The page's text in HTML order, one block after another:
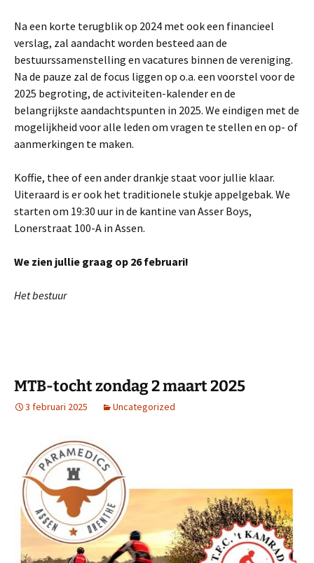
Na een korte terugblik op 2024 met ook een financieel
verslag, zal aandacht worden besteed aan de
bestuurssamenstelling en vacatures binnen de vereniging.
Na de pauze zal de focus liggen op o.a. een voorstel voor de
2025 begroting, de activiteiten-kalender en de
belangrijkste aandachtspunten in 2025. We eindigen met de
mogelijkheid voor alle leden om vragen te stellen en op- of
aanmerkingen te maken.
Koffie, thee of een ander drankje staat voor jullie klaar.
Uiteraard is er ook het traditionele stukje appelgebak. We
starten om 19:30 uur in de kantine van Asser Boys,
Lonerstraat 100-A in Assen.
We zien jullie graag op 26 februari!
Het bestuur
MTB-tocht zondag 2 maart 2025
3 februari 2025 Uncategorized